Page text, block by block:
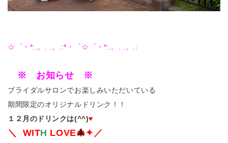
☆゜・*:.。. .。.:*・゜☆゜・*:.。. .。.:
※ お知らせ ※
ブライダルサロンでお楽しみいただいている
期間限定のオリジナルドリンク！！
１２月のドリンクは(^^)♥
＼ WITH LOVE🎄✦ ／